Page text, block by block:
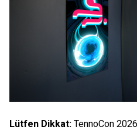
Lütfen Dikkat: TennoCon